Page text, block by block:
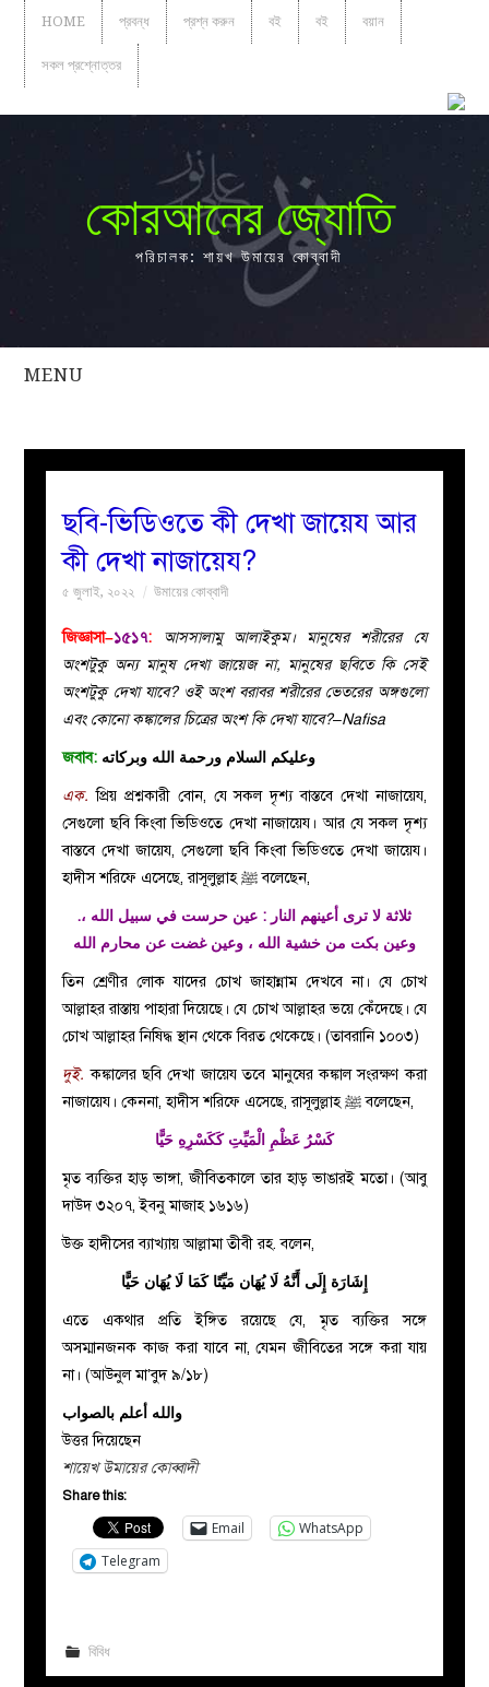
HOME প্রবন্ধ প্রশ্ন করুন বই বই বয়ান
সকল প্রশ্নোত্তর
কোরআনের জ্যোতি
পরিচালক: শায়খ উমায়ের কোব্বাদী
MENU
সকল
বয়ান
নারীদের
ইসলাহী
মজলিস
প্রশ্ন
করুন
ছবি-ভিডিওতে কী দেখা জায়েয আর
কী দেখা নাজায়েয?
৫ জুলাই, ২০২২ উমায়ের কোব্বাদী
জিজ্ঞাসা–১৫১৭:
আসসালামু আলাইকুম। মানুষের শরীরের যে
অংশটুকু অন্য মানুষ দেখা জায়েজ না, মানুষের ছবিতে কি সেই
অংশটুকু দেখা যাবে? ওই অংশ বরাবর শরীরের ভেতরের অঙ্গগুলো
এবং কোনো কঙ্কালের চিত্রের অংশ কি দেখা যাবে?–Nafisa
জবাব: وعليكم السلام ورحمة الله وبركاته
এক. প্রিয় প্রশ্নকারী বোন, যে সকল দৃশ্য বাস্তবে দেখা নাজায়েয,
সেগুলো ছবি কিংবা ভিডিওতে দেখা নাজায়েয। আর যে সকল দৃশ্য
বাস্তবে দেখা জায়েয, সেগুলো ছবি কিংবা ভিডিওতে দেখা জায়েয।
হাদীস শরিফে এসেছে, রাসূলুল্লাহ ﷺ বলেছেন,
.ثلاثة لا ترى أعينهم النار : عين حرست في سبيل الله ،
وعين بكت من خشية الله ، وعين غضت عن محارم الله
তিন শ্রেণীর লোক যাদের চোখ জাহান্নাম দেখবে না। যে চোখ
আল্লাহর রাস্তায় পাহারা দিয়েছে। যে চোখ আল্লাহর ভয়ে কেঁদেছে। যে
চোখ আল্লাহর নিষিদ্ধ স্থান থেকে বিরত থেকেছে। (তাবরানি ১০০৩)
দুই. কঙ্কালের ছবি দেখা জায়েয তবে মানুষের কঙ্কাল সংরক্ষণ করা
নাজায়েয। কেননা, হাদীস শরিফে এসেছে, রাসূলুল্লাহ ﷺ বলেছেন,
كَسْرُ عَظْمِ الْمَيِّتِ كَكَسْرِهِ حَيًّا
মৃত ব্যক্তির হাড় ভাঙ্গা, জীবিতকালে তার হাড় ভাঙারই মতো। (আবু
দাউদ ৩২০৭, ইবনু মাজাহ ১৬১৬)
উক্ত হাদীসের ব্যাখ্যায় আল্লামা তীবী রহ. বলেন,
إِشَارَة إِلَى أَنَّهُ لَا يُهَان مَيِّتًا كَمَا لَا يُهَان حَيًّا
এতে একথার প্রতি ইঙ্গিত রয়েছে যে, মৃত ব্যক্তির সঙ্গে
অসম্মানজনক কাজ করা যাবে না, যেমন জীবিতের সঙ্গে করা যায়
না। (আউনুল মা’বুদ ৯/১৮)
والله أعلم بالصواب
উত্তর দিয়েছেন
শায়েখ উমায়ের কোব্বাদী
Share this:
Email
WhatsApp
Telegram
বিবিধ